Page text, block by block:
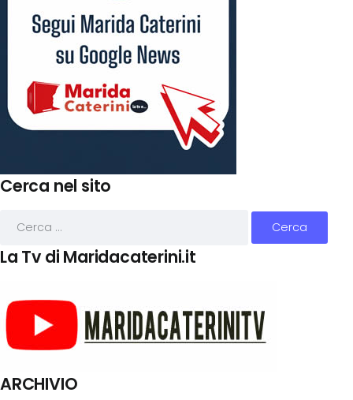
Cerca nel sito
La Tv di Maridacaterini.it
ARCHIVIO